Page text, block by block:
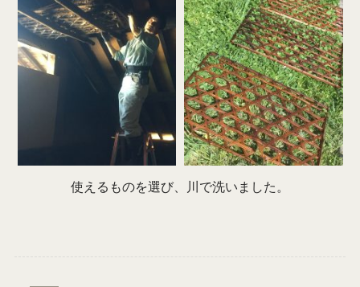
使えるものを選び、川で洗いました。